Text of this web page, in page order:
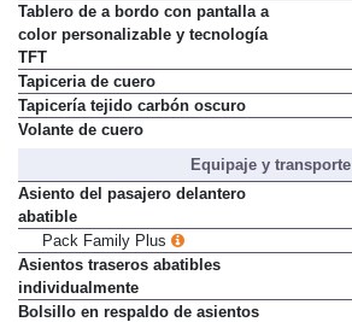
Tablero de a bordo con pantalla a
color personalizable y tecnología
TFT
Tapiceria de cuero
Tapicería tejido carbón oscuro
Volante de cuero
Equipaje y transporte
Asiento del pasajero delantero
abatible
Pack Family Plus
Asientos traseros abatibles
individualmente
Bolsillo en respaldo de asientos